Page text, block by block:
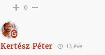
0
Kertész Péter 12 éve